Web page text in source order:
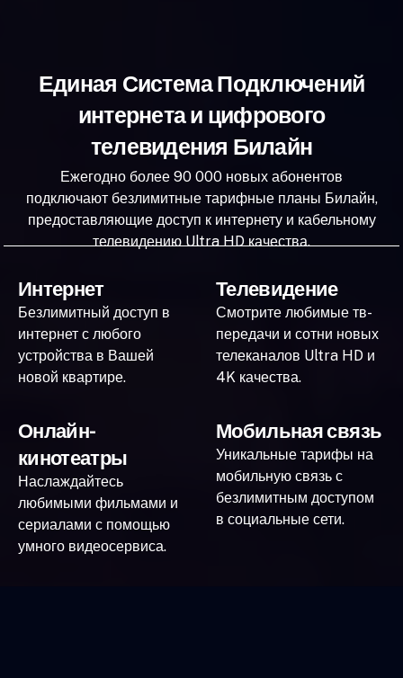
Единая Система Подключений
интернета и цифрового
телевидения Билайн
Ежегодно более 90 000 новых абонентов
подключают безлимитные тарифные планы Билайн,
предоставляющие доступ к интернету и кабельному
телевидению Ultra HD качества.
Интернет
Безлимитный доступ в
интернет с любого
устройства в Вашей
новой квартире.
Телевидение
Смотрите любимые тв-
передачи и сотни новых
телеканалов Ultra HD и
4K качества.
Онлайн-
кинотеатры
Наслаждайтесь
любимыми фильмами и
сериалами с помощью
умного видеосервиса.
Мобильная связь
Уникальные тарифы на
мобильную связь с
безлимитным доступом
в социальные сети.